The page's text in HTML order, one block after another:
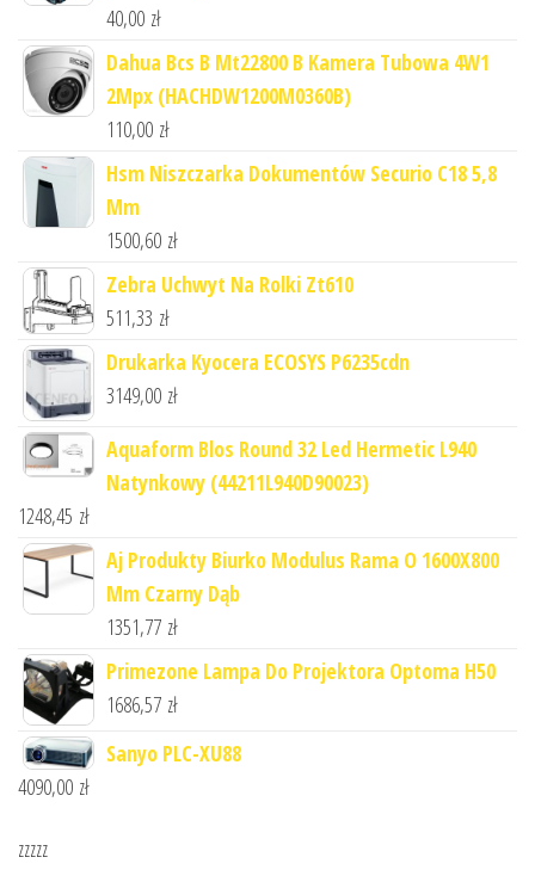
40,00 zł
Dahua Bcs B Mt22800 B Kamera Tubowa 4W1
2Mpx (HACHDW1200M0360B)
110,00 zł
Hsm Niszczarka Dokumentów Securio C18 5,8
Mm
1500,60 zł
Zebra Uchwyt Na Rolki Zt610
511,33 zł
Drukarka Kyocera ECOSYS P6235cdn
3149,00 zł
Aquaform Blos Round 32 Led Hermetic L940
Natynkowy (44211L940D90023)
1248,45 zł
Aj Produkty Biurko Modulus Rama O 1600X800
Mm Czarny Dąb
1351,77 zł
Primezone Lampa Do Projektora Optoma H50
1686,57 zł
Sanyo PLC-XU88
4090,00 zł
zzzzz